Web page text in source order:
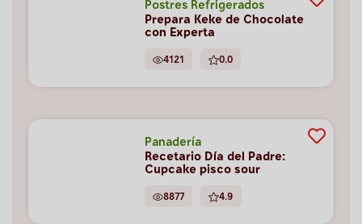
Postres Refrigerados
Prepara Keke de Chocolate
con Experta
4121 0.0
Panadería
Recetario Día del Padre:
Cupcake pisco sour
8877 4.9